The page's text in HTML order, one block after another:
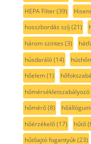
HEPA Filter(39)
hosszbordás szíj (21)
három szintes (3)
húsdaráló(14)
hőelem(1)
hőmérsékletszabályozó
hőmérő(8) hőállógumi
hőérzékelő(17) hűtő
hűtőajtó fogantyúk(23)